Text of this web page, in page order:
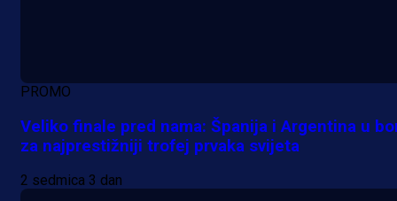
PROMO
Veliko finale pred nama: Španija i Argentina u
za najprestižniji trofej prvaka svijeta
2 sedmica 3 dan